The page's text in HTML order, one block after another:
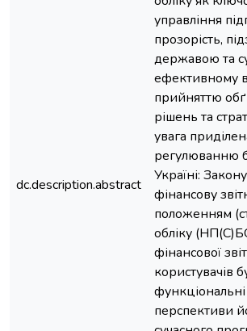
dc.description.abstract
управління
прозорість,
державою та
ефективному
прийняттю
рішень та
увага
регулюванню
Україні:
фінансову
положенням
обліку
фінансової
користувачів
перспективи